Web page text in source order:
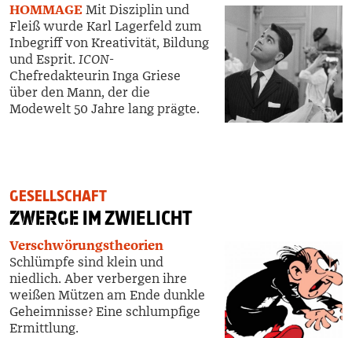
HOMMAGE Mit Disziplin und
Fleiß wurde Karl Lagerfeld zum
Inbegriffvon Kreativität, Bildung
und Esprit. ICON-
ChefredakteurinInga Griese
über den Mann, der die
Modewelt 50 Jahre lang prägte.
GESELLSCHAFT
ZWERGEIM ZWIELICHT
Verschwörungstheorien
Schlümpfe sind klein und
niedlich. Aber verbergen ihre
weißen Mützen am Ende dunkle
Geheimnisse? Eine schlumpfige
Ermittlung.